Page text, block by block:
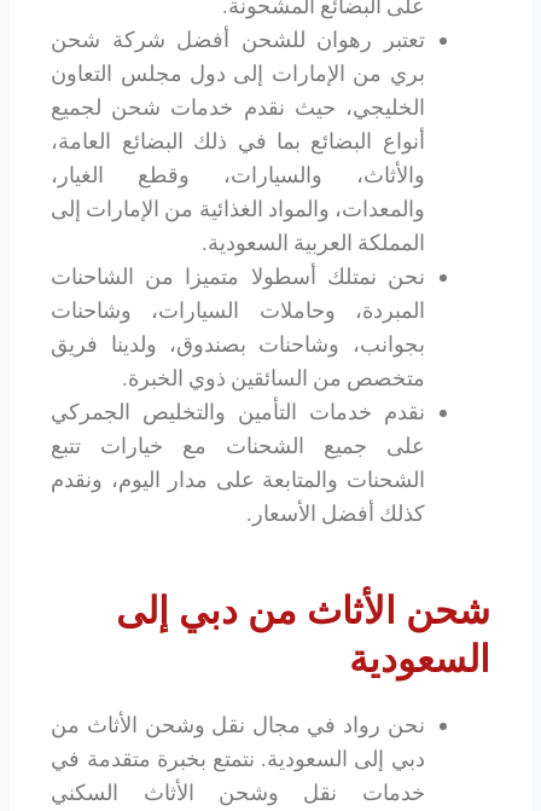
تعتبر رهوان للشحن أفضل شركة شحن
بري من الإمارات إلى دول مجلس التعاون
الخليجي، حيث نقدم خدمات شحن لجميع
أنواع البضائع بما في ذلك البضائع العامة،
والأثاث، والسيارات، وقطع الغيار،
والمعدات، والمواد الغذائية من الإمارات إلى
المملكة العربية السعودية.
نحن نمتلك أسطولا متميزا من الشاحنات
المبردة، وحاملات السيارات، وشاحنات
بجوانب، وشاحنات بصندوق، ولدينا فريق
متخصص من السائقين ذوي الخبرة.
نقدم خدمات التأمين والتخليص الجمركي
على جميع الشحنات مع خيارات تتبع
الشحنات والمتابعة على مدار اليوم، ونقدم
كذلك أفضل الأسعار.
شحن الأثاث من دبي إلى
السعودية
نحن رواد في مجال نقل وشحن الأثاث من
دبي إلى السعودية. نتمتع بخبرة متقدمة في
خدمات نقل وشحن الأثاث السكني